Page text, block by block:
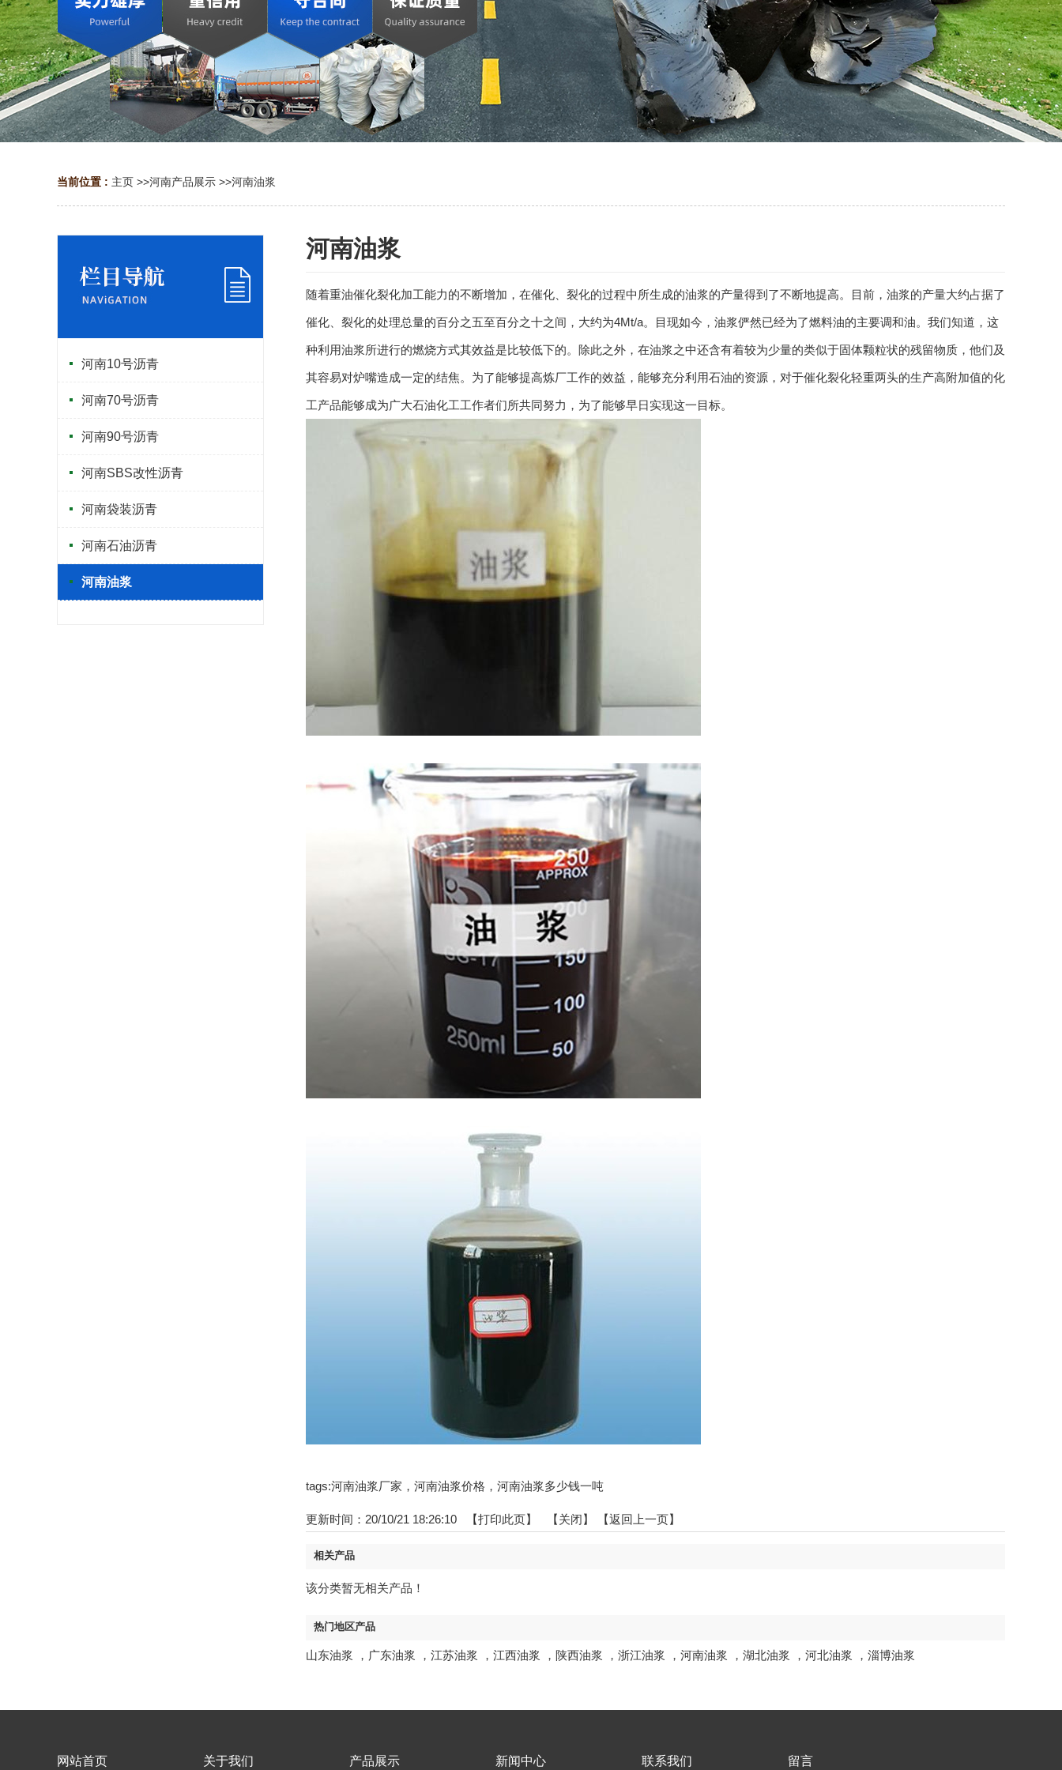
当前位置 : 主页 >>河南产品展示 >>河南油浆
河南10号沥青
河南70号沥青
河南90号沥青
河南SBS改性沥青
河南袋装沥青
河南石油沥青
河南油浆
河南油浆
随着重油催化裂化加工能力的不断增加，在催化、裂化的过程中所生成的油浆的产量得到了不断地提高。目前，油浆的产量大约占据了
催化、裂化的处理总量的百分之五至百分之十之间，大约为4Mt/a。目现如今，油浆俨然已经为了燃料油的主要调和油。我们知道，这
种利用油浆所进行的燃烧方式其效益是比较低下的。除此之外，在油浆之中还含有着较为少量的类似于固体颗粒状的残留物质，他们及
其容易对炉嘴造成一定的结焦。为了能够提高炼厂工作的效益，能够充分利用石油的资源，对于催化裂化轻重两头的生产高附加值的化
工产品能够成为广大石油化工工作者们所共同努力，为了能够早日实现这一目标。
tags:河南油浆厂家，河南油浆价格，河南油浆多少钱一吨
更新时间：20/10/21 18:26:10 【打印此页】 【关闭】 【返回上一页】
相关产品
该分类暂无相关产品！
热门地区产品
山东油浆 ， 广东油浆 ， 江苏油浆 ， 江西油浆 ， 陕西油浆 ， 浙江油浆 ， 河南油浆 ， 湖北油浆 ， 河北油浆 ， 淄博油浆
网站首页 关于我们 产品展示 新闻中心 联系我们 留言